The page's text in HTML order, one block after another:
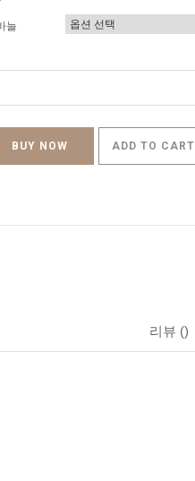
늘
BUY NOW ADD TO CART
리뷰 ()